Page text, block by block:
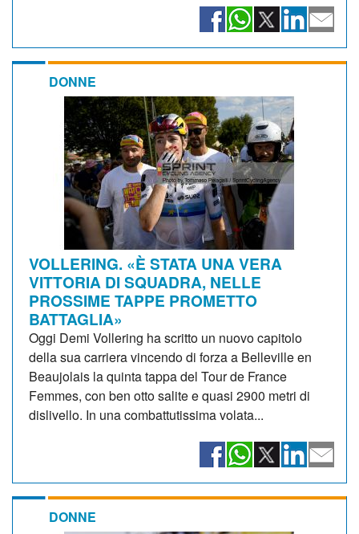
DONNE
VOLLERING. «È STATA UNA VERA
VITTORIA DI SQUADRA, NELLE
PROSSIME TAPPE PROMETTO
BATTAGLIA»
Oggi Demi Vollering ha scritto un nuovo capitolo
della sua carriera vincendo di forza a Belleville en
Beaujolais la quinta tappa del Tour de France
Femmes, con ben otto salite e quasi 2900 metri di
dislivello. In una combattutissima volata...
DONNE